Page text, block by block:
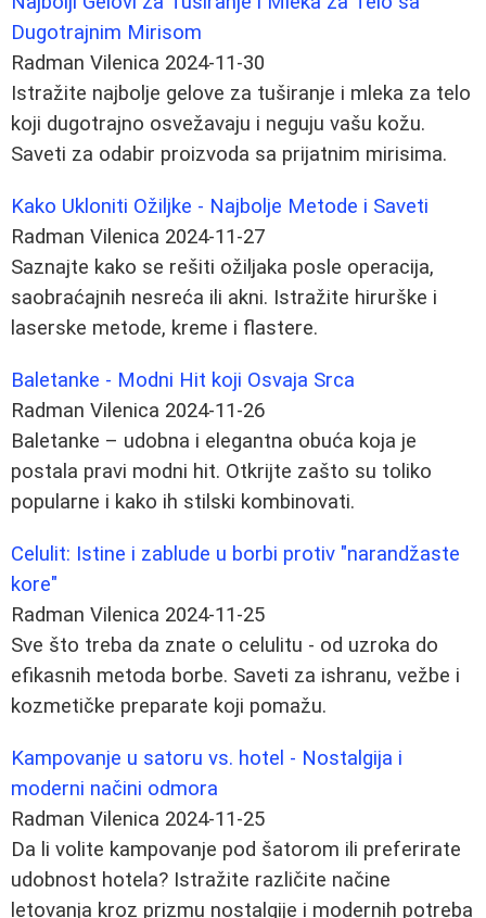
Dugotrajnim Mirisom
Radman Vilenica 2024-11-30
Istražite najbolje gelove za tuširanje i mleka za telo
koji dugotrajno osvežavaju i neguju vašu kožu.
Saveti za odabir proizvoda sa prijatnim mirisima.
Kako Ukloniti Ožiljke - Najbolje Metode i Saveti
Radman Vilenica 2024-11-27
Saznajte kako se rešiti ožiljaka posle operacija,
saobraćajnih nesreća ili akni. Istražite hirurške i
laserske metode, kreme i flastere.
Baletanke - Modni Hit koji Osvaja Srca
Radman Vilenica 2024-11-26
Baletanke – udobna i elegantna obuća koja je
postala pravi modni hit. Otkrijte zašto su toliko
popularne i kako ih stilski kombinovati.
Celulit: Istine i zablude u borbi protiv "narandžaste
kore"
Radman Vilenica 2024-11-25
Sve što treba da znate o celulitu - od uzroka do
efikasnih metoda borbe. Saveti za ishranu, vežbe i
kozmetičke preparate koji pomažu.
Kampovanje u satoru vs. hotel - Nostalgija i
moderni načini odmora
Radman Vilenica 2024-11-25
Da li volite kampovanje pod šatorom ili preferirate
udobnost hotela? Istražite različite načine
letovanja kroz prizmu nostalgije i modernih potreba